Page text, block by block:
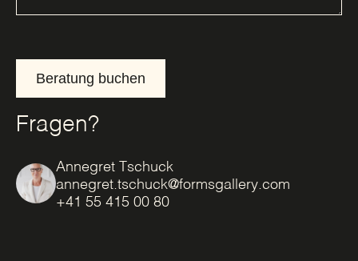
Beratung buchen
Fragen?
Annegret Tschuck
annegret.tschuck@formsgallery.com
+41 55 415 00 80